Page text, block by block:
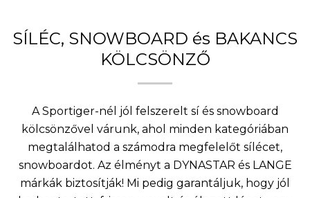
SÍLÉC, SNOWBOARD és BAKANCS
KÖLCSÖNZŐ
A Sportiger-nél jól felszerelt sí és snowboard
kölcsönzővel várunk, ahol minden kategóriában
megtalálhatod a számodra megfelelőt sílécet,
snowboardot. Az élményt a DYNASTAR és LANGE
márkák biztosítják! Mi pedig garantáljuk, hogy jól